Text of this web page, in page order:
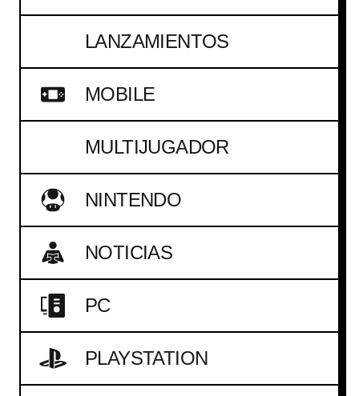
LANZAMIENTOS
MOBILE
MULTIJUGADOR
NINTENDO
NOTICIAS
PC
PLAYSTATION